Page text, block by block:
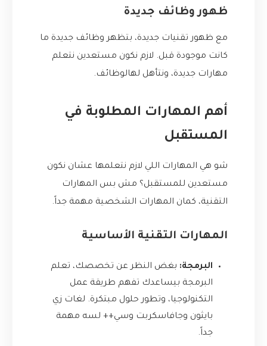
ظهور وظائف جديدة
مع ظهور تقنيات جديدة، بتظهر وظائف جديدة ما
كانت موجودة قبل. لازم نكون مستعدين نتعلم
مهارات جديدة، ونتأهل لهالوظائف.
أهم المهارات المطلوبة في
المستقبل
شو هي المهارات اللي لازم نتعلمها عشان نكون
مستعدين للمستقبل؟ مش بس المهارات
التقنية، كمان المهارات الشخصية مهمة جداً.
المهارات التقنية الأساسية
البرمجة: بغض النظر عن تخصصك، تعلم
البرمجة بيساعدك تفهم طريقة عمل
التكنولوجيا، وتطور حلول مبتكرة. لغات زي
بايثون وجافاسكربت وسي++ لسه مهمة
جداً.